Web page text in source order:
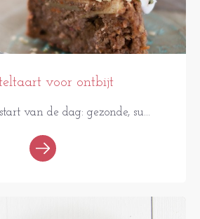
voor ontbijt
van de dag: gezonde, su...